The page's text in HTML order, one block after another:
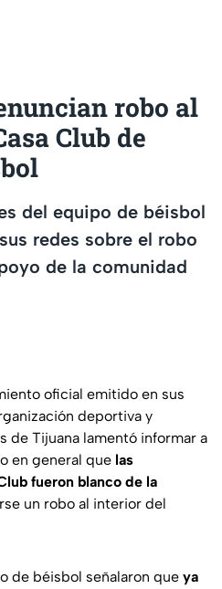
robo al
Club de
del equipo de béisbol
redes sobre el robo
de la comunidad
oficial emitido en sus
deportiva y
de Tijuana lamentó informar a
en general que las
fueron blanco de la
un robo al interior del
de béisbol señalaron que ya